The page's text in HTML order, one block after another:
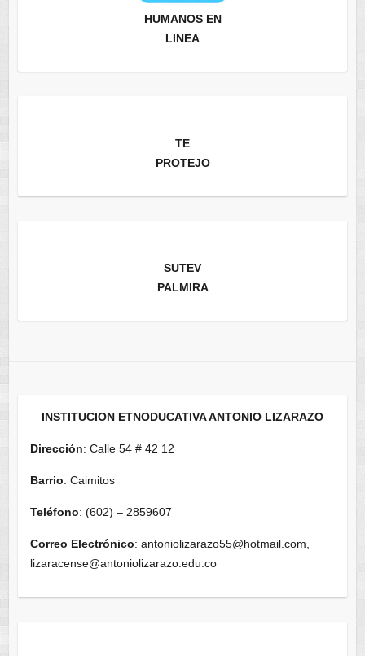
HUMANOS EN
LINEA
TE
PROTEJO
SUTEV
PALMIRA
INSTITUCION ETNODUCATIVA ANTONIO LIZARAZO
Dirección: Calle 54 # 42 12
Barrio: Caimitos
Teléfono: (602) – 2859607
Correo Electrónico: antoniolizarazo55@hotmail.com,
lizaracense@antoniolizarazo.edu.co